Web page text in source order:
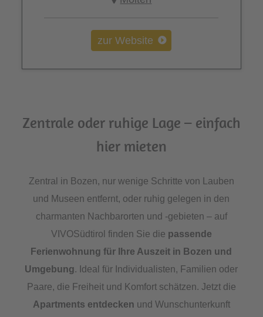
zur Website
Zentrale oder ruhige Lage – einfach
hier mieten
Zentral in Bozen, nur wenige Schritte von Lauben
und Museen entfernt, oder ruhig gelegen in den
charmanten Nachbarorten und -gebieten – auf
VIVOSüdtirol finden Sie die passende
Ferienwohnung für Ihre Auszeit in Bozen und
Umgebung. Ideal für Individualisten, Familien oder
Paare, die Freiheit und Komfort schätzen. Jetzt die
Apartments entdecken und Wunschunterkunft